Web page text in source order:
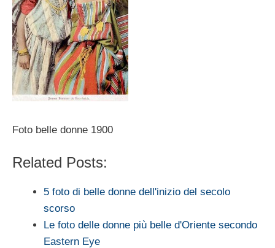
Foto belle donne 1900
Related Posts:
5 foto di belle donne dell'inizio del secolo
scorso
Le foto delle donne più belle d'Oriente secondo
Eastern Eye